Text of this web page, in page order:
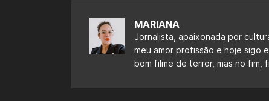
MARIANA
Jornalista, apaixonada por
meu amor profissão e hoje sigo
bom filme de terror, mas no fim,